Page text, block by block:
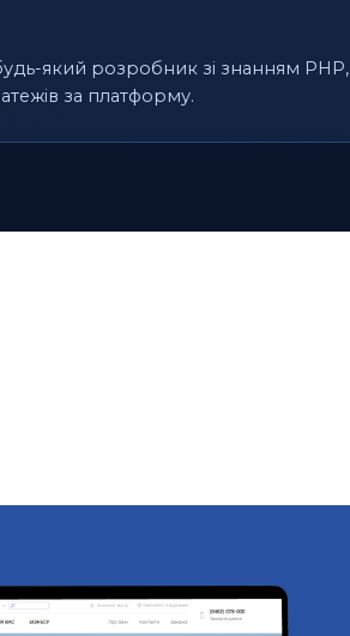
який розробник зі знанням PHP,
за платформу.